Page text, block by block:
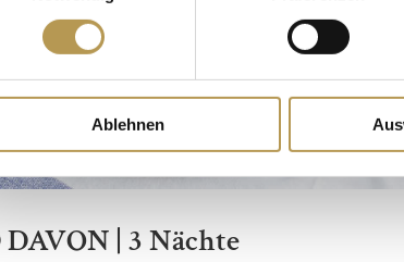
Ablehnen
| 3 Nächte